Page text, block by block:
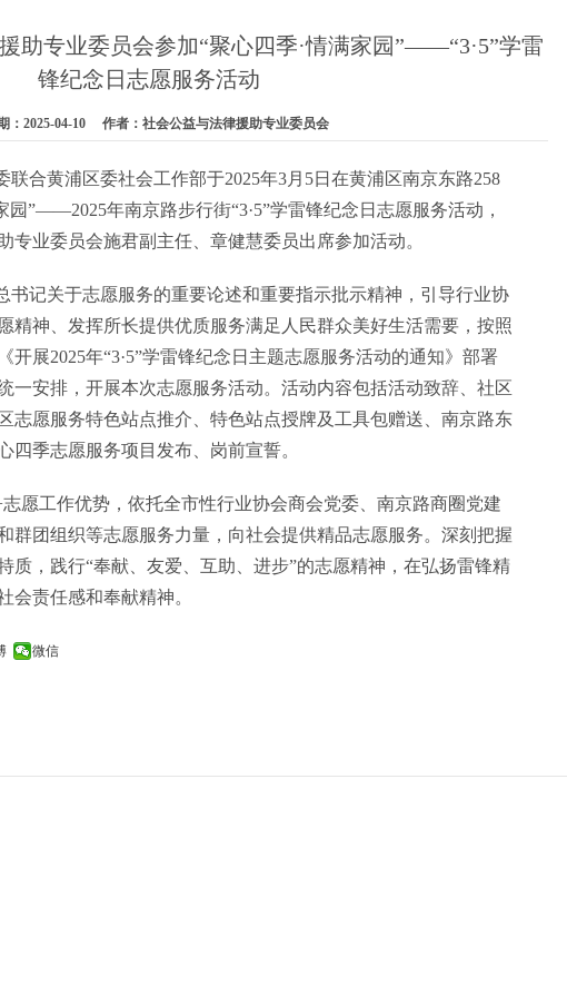
助专业委员会参加“聚心四季·情满家园”——“3·5”学雷
锋纪念日志愿服务活动
：2025-04-10 作者：社会公益与法律援助专业委员会
联合黄浦区委社会工作部于2025年3月5日在黄浦区南京东路258
园”——2025年南京路步行街“3·5”学雷锋纪念日志愿服务活动，
专业委员会施君副主任、章健慧委员出席参加活动。
书记关于志愿服务的重要论述和重要指示批示精神，引导行业协
精神、发挥所长提供优质服务满足人民群众美好生活需要，按照
开展2025年“3·5”学雷锋纪念日主题志愿服务活动的通知》部署
一安排，开展本次志愿服务活动。活动内容包括活动致辞、社区
志愿服务特色站点推介、特色站点授牌及工具包赠送、南京路东
四季志愿服务项目发布、岗前宣誓。
愿工作优势，依托全市性行业协会商会党委、南京路商圈党建
群团组织等志愿服务力量，向社会提供精品志愿服务。深刻把握
质，践行“奉献、友爱、互助、进步”的志愿精神，在弘扬雷锋精
会责任感和奉献精神。
微信